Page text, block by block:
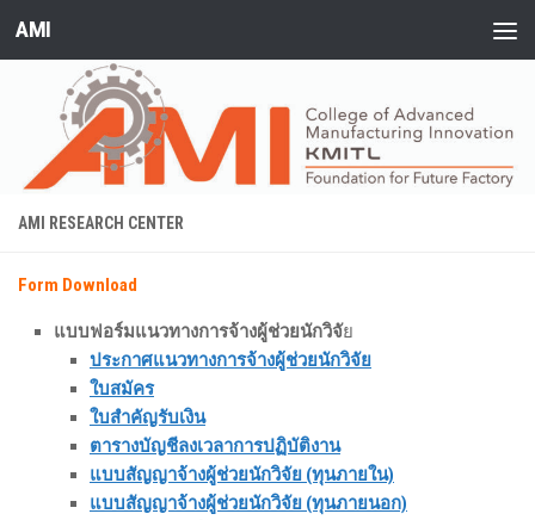
Skip to content
AMI
AMI RESEARCH CENTER
Form Download
แบบฟอร์มแนวทางการจ้างผู้ช่วยนักวิจัย
ประกาศแนวทางการจ้างผู้ช่วยนักวิจัย
ใบสมัคร
ใบสำคัญรับเงิน
ตารางบัญชีลงเวลาการปฏิบัติงาน
แบบสัญญาจ้างผู้ช่วยนักวิจัย (ทุนภายใน)
แบบสัญญาจ้างผู้ช่วยนักวิจัย (ทุนภายนอก)